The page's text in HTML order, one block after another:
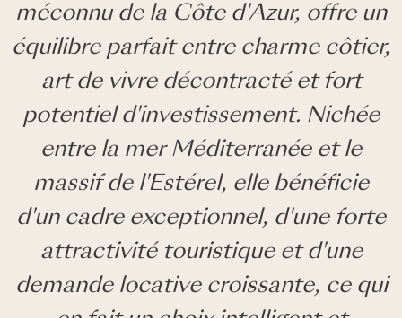
méconnu de la Côte d'Azur, offre un
équilibre parfait entre charme côtier,
art de vivre décontracté et fort
potentiel d'investissement. Nichée
entre la mer Méditerranée et le
massif de l'Estérel, elle bénéficie
d'un cadre exceptionnel, d'une forte
attractivité touristique et d'une
demande locative croissante, ce qui